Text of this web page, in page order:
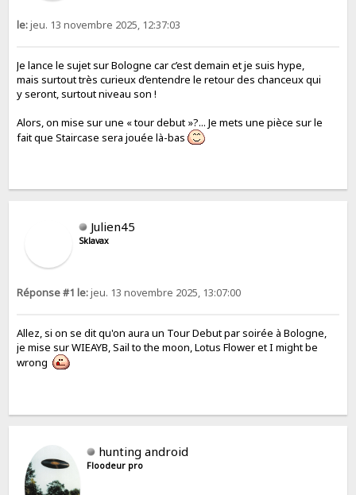
le:jeu. 13 novembre 2025, 12:37:03
Je lance le sujet sur Bologne car c’est demain et je suis hype,
mais surtout très curieux d’entendre le retour des chanceux qui
y seront, surtout niveau son !
Alors, on mise sur une « tour debut »?... Je mets une pièce sur le
fait que Staircase sera jouée là-bas
Julien45
Sklavax
Réponse #1 le:jeu. 13 novembre 2025, 13:07:00
Allez, si on se dit qu'on aura un Tour Debut par soirée à Bologne,
je mise sur WIEAYB, Sail to the moon, Lotus Flower et I might be
wrong
hunting android
Floodeur pro